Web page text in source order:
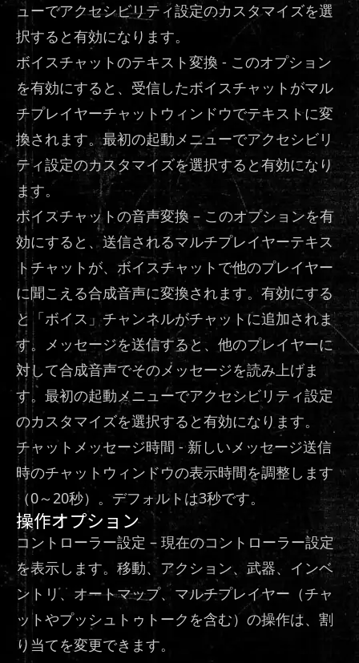
ューでアクセシビリティ設定のカスタマイズを選
択すると有効になります。
ボイスチャットのテキスト変換 - このオプション
を有効にすると、受信したボイスチャットがマル
チプレイヤーチャットウィンドウでテキストに変
換されます。最初の起動メニューでアクセシビリ
ティ設定のカスタマイズを選択すると有効になり
ます。
ボイスチャットの音声変換 – このオプションを有
効にすると、送信されるマルチプレイヤーテキス
トチャットが、ボイスチャットで他のプレイヤー
に聞こえる合成音声に変換されます。有効にする
と「ボイス」チャンネルがチャットに追加されま
す。メッセージを送信すると、他のプレイヤーに
対して合成音声でそのメッセージを読み上げま
す。最初の起動メニューでアクセシビリティ設定
のカスタマイズを選択すると有効になります。
チャットメッセージ時間 - 新しいメッセージ送信
時のチャットウィンドウの表示時間を調整します
（0～20秒）。デフォルトは3秒です。
操作オプション
コントローラー設定 – 現在のコントローラー設定
を表示します。移動、アクション、武器、インベ
ントリ、オートマップ、マルチプレイヤー（チャ
ットやプッシュトゥトークを含む）の操作は、割
り当てを変更できます。